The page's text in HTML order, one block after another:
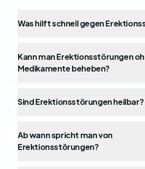
Was hilft schnell gegen
Kann man Erektionsstörungen
Medikamente beheben?
Sind Erektionsstörungen heilbar?
Ab wann spricht man von
Erektionsstörungen?